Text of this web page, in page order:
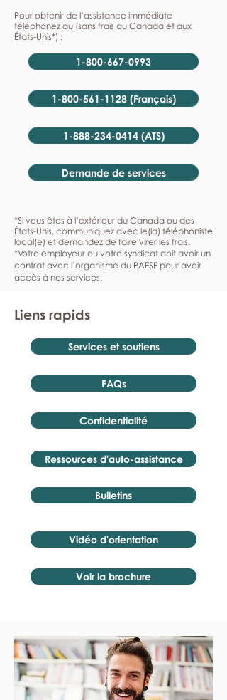
Pour obtenir de l’assistance immédiate
téléphonez au (sans frais au Canada et aux
États-Unis*) :
1-800-667-0993
1-800-561-1128 (Français)
1-888-234-0414 (ATS)
Demande de services
*Si vous êtes à l’extérieur du Canada ou des
États-Unis, communiquez avec le(la) téléphoniste
local(e) et demandez de faire virer les frais.
*Votre employeur ou votre syndicat doit avoir un
contrat avec l’organisme du PAESF pour avoir
accès à nos services.
Liens rapids
Services et soutiens
FAQs
Confidentialité
Ressources d'auto-assistance
Bulletins
Vidéo d'orientation
Voir la brochure